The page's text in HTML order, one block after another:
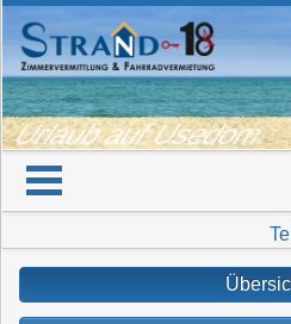
Urlaub auf Usedom